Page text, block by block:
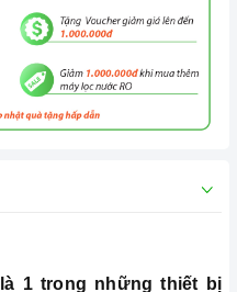
là 1 trong những thiết bị